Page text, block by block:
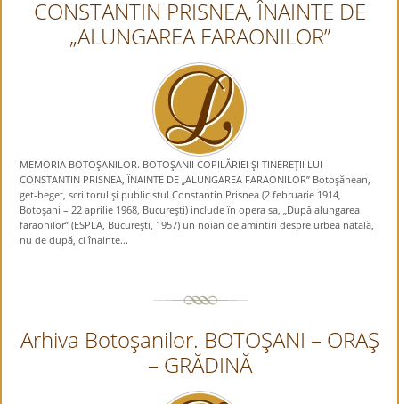
CONSTANTIN PRISNEA, ÎNAINTE DE
„ALUNGAREA FARAONILOR”
MEMORIA BOTOŞANILOR. BOTOŞANII COPILĂRIEI ŞI TINEREŢII LUI
CONSTANTIN PRISNEA, ÎNAINTE DE „ALUNGAREA FARAONILOR” Botoşănean,
get-beget, scriitorul şi publicistul Constantin Prisnea (2 februarie 1914,
Botoşani – 22 aprilie 1968, Bucureşti) include în opera sa, „După alungarea
faraonilor” (ESPLA, Bucureşti, 1957) un noian de amintiri despre urbea natală,
nu de după, ci înainte...
Arhiva Botoşanilor. BOTOŞANI – ORAŞ
– GRĂDINĂ